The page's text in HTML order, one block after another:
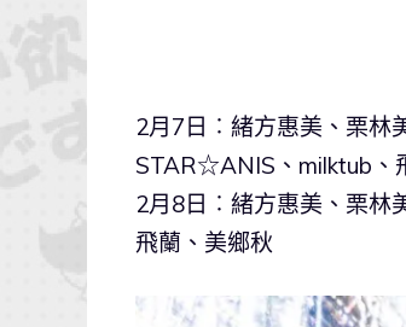
2月7日︰緒方惠美、栗林
STAR☆ANIS、milktub、
2月8日︰緒方惠美、栗
飛蘭、美鄉秋